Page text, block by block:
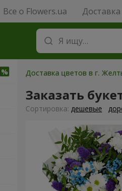
Все о Flowers.ua
Доставка цветов в г.
Заказать
Cортировка: дешевые